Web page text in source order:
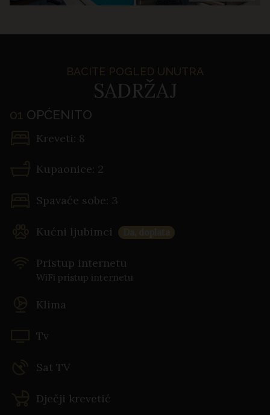
BACITE POGLED UNUTRA
SADRŽAJ
01 OPĆENITO
Kreveti: 8
Kupaonice: 2
Spavaće sobe: 3
Kućni ljubimci
Pristup internetu
WiFi pristup internetu
Klima
Tv
Sat TV
Dječji krevetić